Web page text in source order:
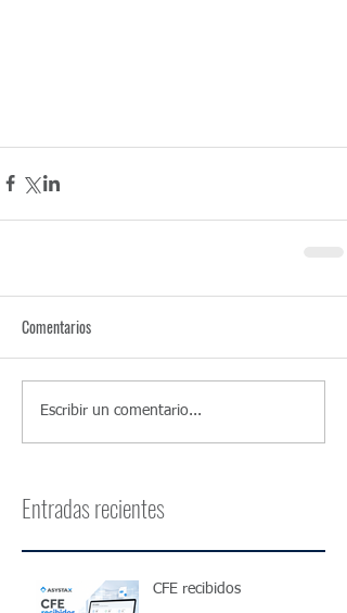
Comentarios
Escribir un comentario...
Entradas recientes
CFE recibidos